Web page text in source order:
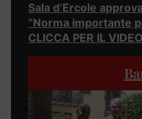
Sala d’Ercole
“Norma importante
CLICCA PER IL VIDEO